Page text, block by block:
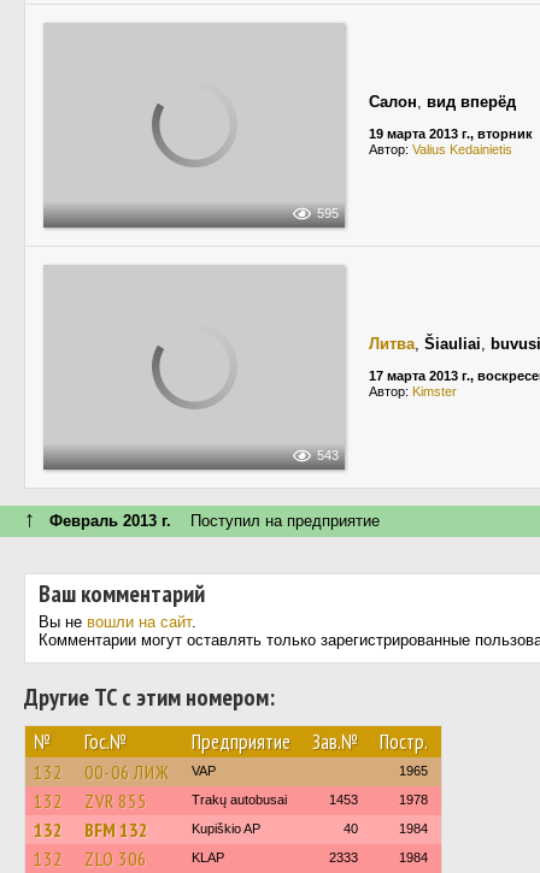
595
Салон, вид вперёд
19 марта 2013 г., вторник
Автор: Valius Kedainietis
543
Литва, Šiauliai,
17 марта 2013 г.,
Автор: Kimster
↑ Февраль 2013 г. Поступил на предприятие
Ваш комментарий
Вы не вошли на сайт.
Комментарии могут оставлять только зарегистрированные
Другие ТС с этим номером:
№ Гос.№ Предприятие Зав.№ Постр.
132 00-06 ЛИЖ VAP 1965
132 ZVR 855 Trakų autobusai 1453 1978
132 BFM 132 Kupiškio AP 40 1984
132 ZLO 306 KLAP 2333 1984